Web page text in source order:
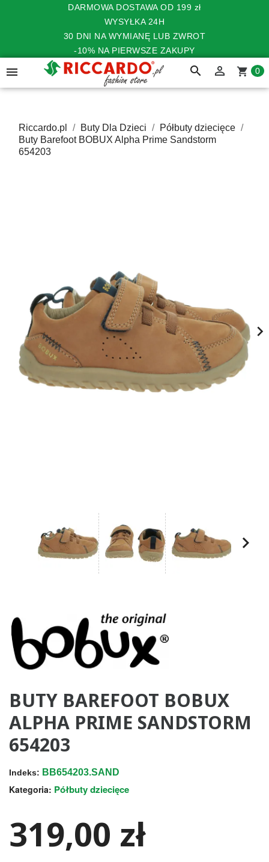
DARMOWA DOSTAWA OD 199 zł
WYSYŁKA 24H
30 DNI NA WYMIANĘ LUB ZWROT
-10% NA PIERWSZE ZAKUPY
 search  shopping_cart 0
Riccardo.pl Buty Dla Dzieci
Półbuty dziecięce
Buty Barefoot BOBUX Alpha Prime Sandstorm
654203

BUTY BAREFOOT BOBUX
ALPHA PRIME SANDSTORM
654203
Indeks: BB654203.SAND
Kategoria: Półbuty dziecięce
319,00 zł